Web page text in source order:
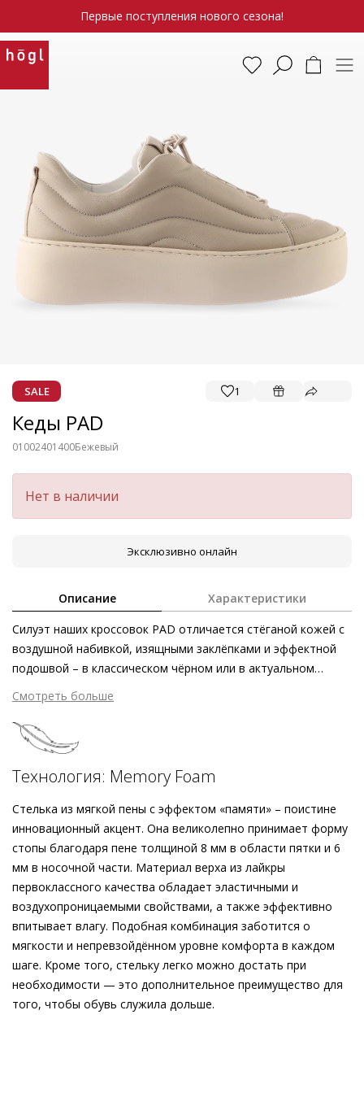
Первые поступления нового сезона!
SALE 1
Кеды PAD
01002401400Бежевый
Нет в наличии
Эксклюзивно онлайн
Описание Характеристики
Силуэт наших кроссовок PAD отличается стёганой кожей с
воздушной набивкой, изящными заклёпками и эффектной
подошвой – в классическом чёрном или в актуальном
бежевом исполнении. Система быстрой шнуровки служит
динамичным акцентом, позволяя быстро надевать и
снимать обувь, а чрезвычайно лёгкая объёмная подошва
заботится о комфорте в течение всего дня. Кроссовки Högl
функциональными деталями, а потому они станут
превосходным выбором для повседневности.
Смотреть больше
Технология: Memory Foam
Стелька из мягкой пены с эффектом «памяти» – поистине
инновационный акцент. Она великолепно принимает форму
стопы благодаря пене толщиной 8 мм в области пятки и 6
мм в носочной части. Материал верха из лайкры
первоклассного качества обладает эластичными и
воздухопроницаемыми свойствами, а также эффективно
впитывает влагу. Подобная комбинация заботится о
мягкости и непревзойдённом уровне комфорта в каждом
шаге. Кроме того, стельку легко можно достать при
необходимости — это дополнительное преимущество для
того, чтобы обувь служила дольше.